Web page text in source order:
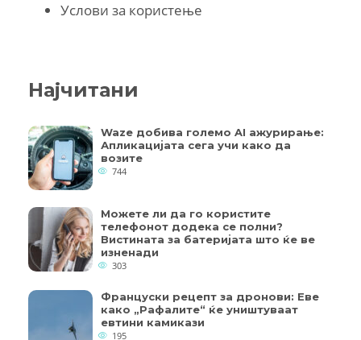
Услови за користење
Најчитани
Waze добива големо AI ажурирање:
Апликацијата сега учи како да
возите
744
Можете ли да го користите
телефонот додека се полни?
Вистината за батеријата што ќе ве
изненади
303
Француски рецепт за дронови: Еве
како „Рафалите“ ќе уништуваат
евтини камикази
195